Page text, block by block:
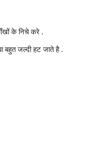
के निचे करे .
बहुत जल्दी हट जाते है .